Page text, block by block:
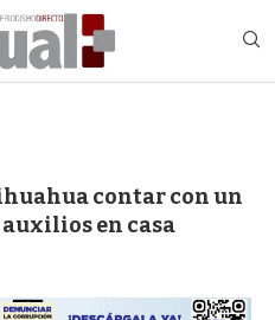
contar con un
en casa